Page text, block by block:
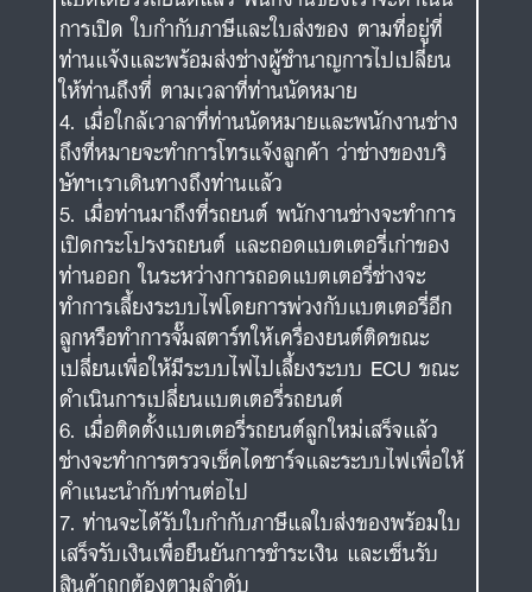
การเปิด ใบกำกับภาษีและใบส่งของ ตามที่อยู่ที่
ท่านแจ้งและพร้อมส่งช่างผู้ชำนาญการไปเปลี่ยน
ให้ท่านถึงที่ ตามเวลาที่ท่านนัดหมาย
เมื่อใกล้เวาลาที่ท่านนัดหมายและพนักงานช่าง
ถึงที่หมายจะทำการโทรแจ้งลูกค้า ว่าช่างของบริ
ษัทฯเราเดินทางถึงท่านแล้ว
เมื่อท่านมาถึงที่รถยนต์ พนักงานช่างจะทำการ
เปิดกระโปรงรถยนต์ และถอดแบตเตอรี่เก่าของ
ท่านออก ในระหว่างการถอดแบตเตอรี่ช่างจะ
ทำการเลี้ยงระบบไฟโดยการพ่วงกับแบตเตอรี่อีก
ลูกหรือทำการจั๊มสตาร์ทให้เครื่องยนต์ติดขณะ
เปลี่ยนเพื่อให้มีระบบไฟไปเลี้ยงระบบ ECU ขณะ
ดำเนินการเปลี่ยนแบตเตอรี่รถยนต์
เมื่อติดตั้งแบตเตอรี่รถยนต์ลูกใหม่เสร็จแล้ว
ช่างจะทำการตรวจเช็คไดชาร์จและระบบไฟเพื่อให้
คำแนะนำกับท่านต่อไป
ท่านจะได้รับใบกำกับภาษีแลใบส่งของพร้อมใบ
เสร็จรับเงินเพื่อยืนยันการชำระเงิน และเซ็นรับ
สินค้าถูกต้องตามลำดับ